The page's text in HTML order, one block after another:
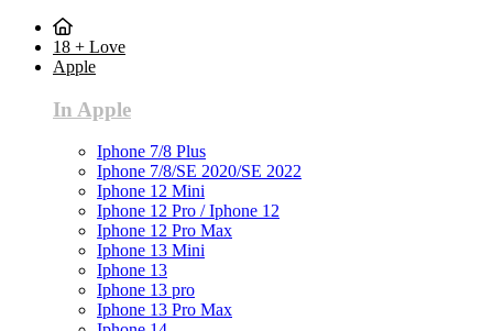
18 + Love
Apple
In Apple
Iphone 7/8 Plus
Iphone 7/8/SE 2020/SE 2022
Iphone 12 Mini
Iphone 12 Pro / Iphone 12
Iphone 12 Pro Max
Iphone 13 Mini
Iphone 13
Iphone 13 pro
Iphone 13 Pro Max